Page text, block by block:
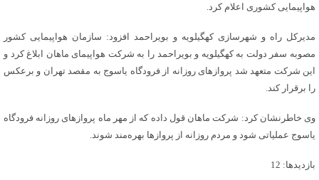
هواپیمایی کشوری اعلام کرد.
مدیرکل راه و شهرسازی کهگیلویه و بویراحمد افزود: سازمان هواپیمایی کشور
مصوبه سفر دولت به کهگیلویه و بویراحمد را به شرکت هواپیمای ماهان ابلاغ کرد و
این شرکت متعهد شد پروازهای روزانه از فرودگاه یاسوج به مقصد تهران و برعکس
را برقرار کند.
وی خاطرنشان کرد: شرکت ماهان قول داده که از مهر ماه پروازهای روزانه فرودگاه
یاسوج عملیاتی شود و مردم روزانه از پروازها بهره‌مند شوند.
بازدیدها: 12